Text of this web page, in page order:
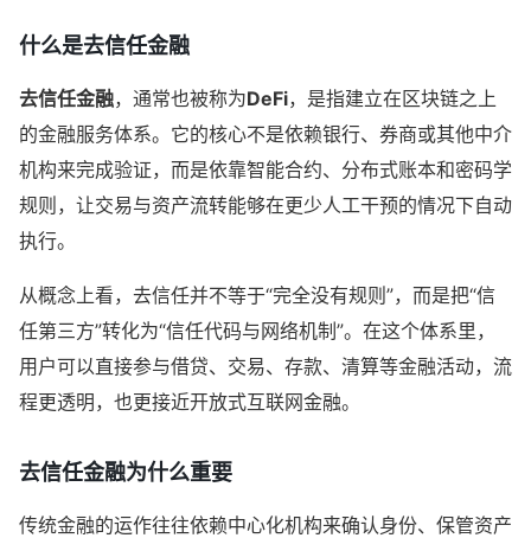
什么是去信任金融
去信任金融，通常也被称为DeFi，是指建立在区块链之上
的金融服务体系。它的核心不是依赖银行、券商或其他中介
机构来完成验证，而是依靠智能合约、分布式账本和密码学
规则，让交易与资产流转能够在更少人工干预的情况下自动
执行。
从概念上看，去信任并不等于“完全没有规则”，而是把“信
任第三方”转化为“信任代码与网络机制”。在这个体系里，
用户可以直接参与借贷、交易、存款、清算等金融活动，流
程更透明，也更接近开放式互联网金融。
去信任金融为什么重要
传统金融的运作往往依赖中心化机构来确认身份、保管资产